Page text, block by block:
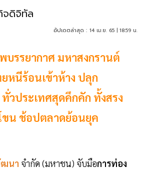
จดิจิทัล
อัปเดตล่าสุด : 14 เม.ย. 65 | 18:59 น.
บรรยากาศ มหาสงกรานต์
หนีร้อนเข้าห้าง ปลุก
วประเทศสุดคึกคัก ทั้งสรง
ขน ช้อปตลาดย้อนยุค
นา จำกัด (มหาชน) จับมือการท่อง